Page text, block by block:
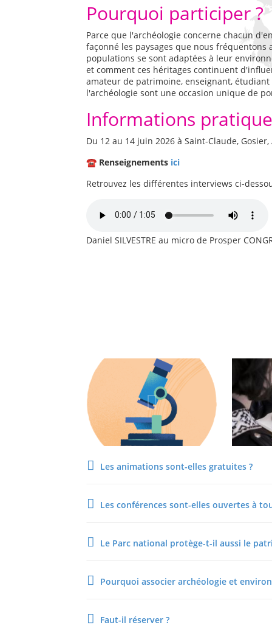
Pourquoi participer ?
Parce que l'archéologie concerne chacun
façonné les paysages que nous
populations se sont adaptées à leur
et comment ces héritages continuent
amateur de patrimoine, enseignant,
l'archéologie sont une occasion unique de
Informations
Du 12 au 14 juin 2026 à Saint-Claude,
☎️ Renseignements ici
Retrouvez les différentes interviews ci-
Daniel SILVESTRE au micro de Prosper
Les animations sont-elles gratuites ?
Les conférences sont-elles ouvertes à
Le Parc national protège-t-il aussi le
Pourquoi associer archéologie et
Faut-il réserver ?